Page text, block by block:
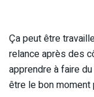
Ça peut être
relance après des
apprendre à faire
être le bon moment